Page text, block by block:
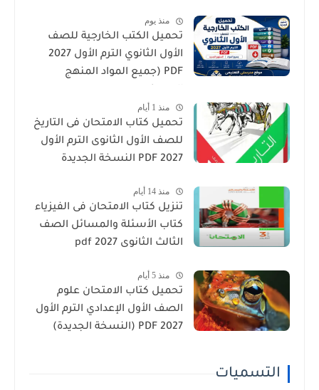
منذ يوم
تحميل الكتب الخارجية للصف
الأول الثانوي الترم الأول 2027
PDF (جميع المواد المنهج
منذ 1 أيام
تحميل كتاب الامتحان فى التاريخ
للصف الأول الثانوى الترم الأول
2027 PDF النسخة الجديدة
منذ 14 أيام
تنزيل كتاب الامتحان فى الفيزياء
كتاب الأسئلة والمسائل الصف
الثالث الثانوى 2027 pdf
منذ 5 أيام
تحميل كتاب الامتحان علوم
الصف الأول الإعدادي الترم الأول
2027 PDF (النسخة الجديدة)
التسميات